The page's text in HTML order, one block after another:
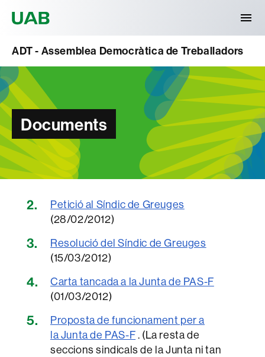
ADT - Assemblea Democràtica de Treballadors
Documents
Petició al Síndic de Greuges
(28/02/2012)
Resolució del Síndic de Greuges
(15/03/2012)
Carta tancada a la Junta de PAS-F
(01/03/2012)
Proposta de funcionament per a
la Junta de PAS-F. (La resta de
seccions sindicals de la Junta ni tan